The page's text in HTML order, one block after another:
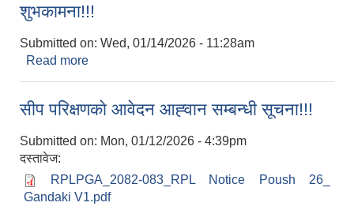
शुभकामना!!!
Submitted on: Wed, 01/14/2026 - 11:28am
Read more
सीप परिक्षणकाे आवेदन आह्‍वान सम्बन्धी सूचना!!!
Submitted on: Mon, 01/12/2026 - 4:39pm
दस्तावेज:
RPLPGA_2082-083_RPL Notice Poush 26_
Gandaki V1.pdf